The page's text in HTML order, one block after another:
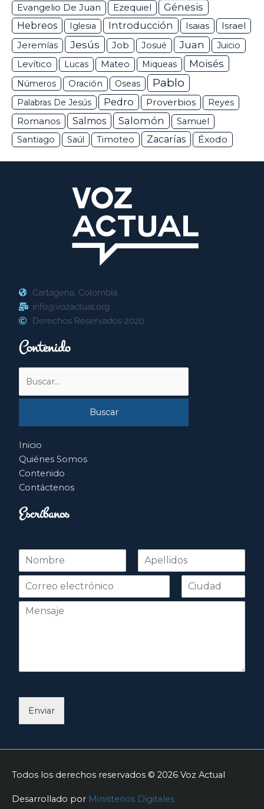
Evangelio De Juan Ezequiel
Génesis
Hebreos
Iglesia Introducción Isaias Israel
Jeremías Jesús Job Josué Juan
Juicio
Levítico
Lucas Mateo Miqueas Moisés
Números Oración Oseas Pablo
Palabras De Jesús Pedro Proverbios Reyes
Romanos Salmos Salomón
Samuel
Santiago
Saúl Timoteo Zacarías Éxodo
Cartagena, Colombia
info@vozactual.org
Derechos Reservados 2020
Contenido
por:
Inicio
Quiénes Somos
Contenido
Contáctenos
Escríbanos
N
m
r
Nombre Apellidos
Enviar
Todos los derechos reservados © 2026 Voz Actual
Desarrollado por Ministerios Digitales